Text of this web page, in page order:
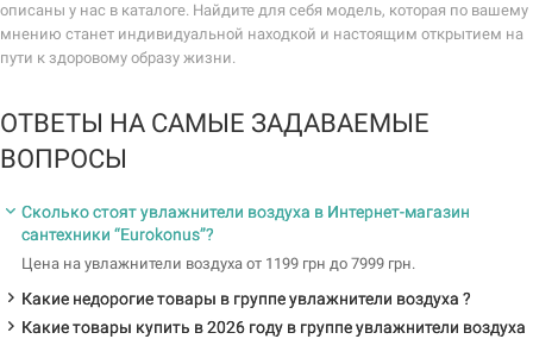
описаны у нас в каталоге. Найдите для себя модель, которая по вашему
мнению станет индивидуальной находкой и настоящим открытием на
пути к здоровому образу жизни.
ОТВЕТЫ НА САМЫЕ ЗАДАВАЕМЫЕ
ВОПРОСЫ
Сколько стоят увлажнители воздуха в Интернет-магазин
сантехники “Eurokonus”?
Цена на увлажнители воздуха от 1199 грн до 7999 грн.
Какие недорогие товары в группе увлажнители воздуха ?
Какие товары купить в 2026 году в группе увлажнители воздуха